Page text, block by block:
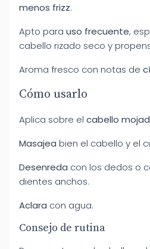
menos frizz.
Apto para uso frecuente,
cabello rizado seco y
Aroma fresco con notas de
Cómo usarlo
Aplica sobre el cabello
Masajea bien el cabello y el
Desenreda con los dedos o
dientes anchos.
Aclara con agua.
Consejo de rutina